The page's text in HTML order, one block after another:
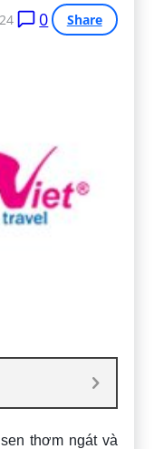
0 Share
thơm ngát và